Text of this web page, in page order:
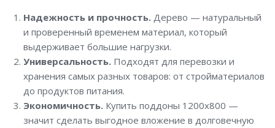
Надежность и прочность.Дерево — натуральный
и проверенный временем материал, который
выдерживает большие нагрузки.
Универсальность.Подходят для перевозки и
хранения самых разных товаров: от стройматериалов
до продуктов питания.
Экономичность.Купить поддоны 1200х800 —
значит сделать выгодное вложение в долговечную